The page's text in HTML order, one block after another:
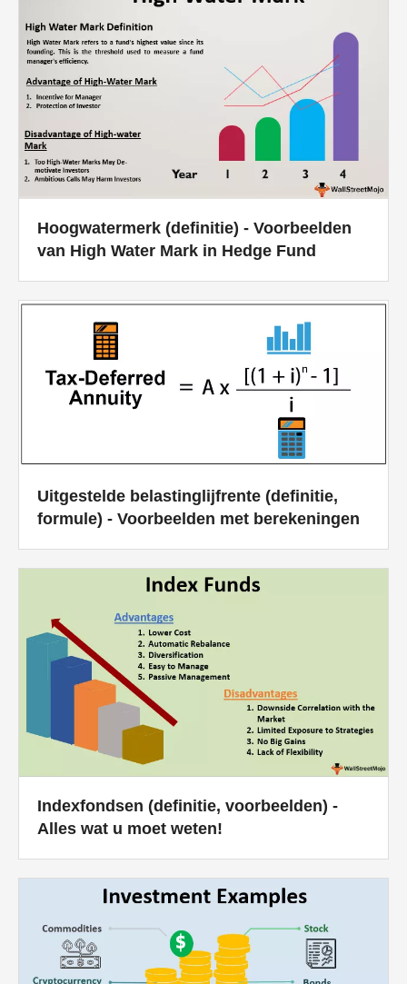
Hoogwatermerk (definitie) - Voorbeelden
van High Water Mark in Hedge Fund
Uitgestelde belastinglijfrente (definitie,
formule) - Voorbeelden met berekeningen
Indexfondsen (definitie, voorbeelden) -
Alles wat u moet weten!